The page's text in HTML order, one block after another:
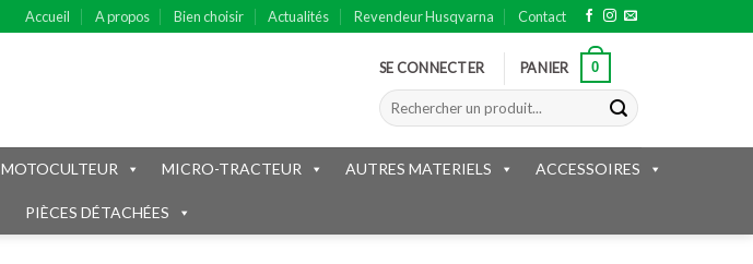
Accueil A propos Bien choisir Actualités Revendeur Husqvarna Contact
SE CONNECTER PANIER
0
Recherche
pour :
MOTOCULTEUR MICRO-TRACTEUR AUTRES MATERIELS ACCESSOIRES
PIÈCES DÉTACHÉES